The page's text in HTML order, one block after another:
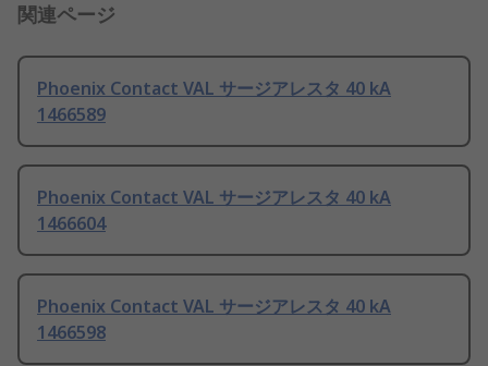
関連ページ
Phoenix Contact VAL サージアレスタ 40 kA
1466589
Phoenix Contact VAL サージアレスタ 40 kA
1466604
Phoenix Contact VAL サージアレスタ 40 kA
1466598